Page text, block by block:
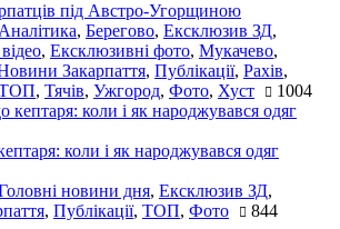
під Австро-Угорщиною
, Берегово, Ексклюзив ЗД,
, Ексклюзивні фото, Мукачево,
Закарпаття, Публікації, Рахів,
, Тячів, Ужгород, Фото, Хуст 1004
коли і як народжувався одяг
новини дня, Ексклюзив ЗД,
, Публікації, ТОП, Фото 844